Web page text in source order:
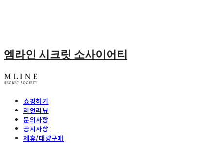
엠라인 시크릿 소사이어티
쇼핑하기
리얼리뷰
문의사항
공지사항
제휴/대량구매